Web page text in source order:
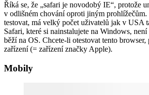
Říká se, že „safari je novodobý IE“, protože
v odlišném chování oproti jiným
testovat, má velký počet uživatelů jak v USA
Safari, které si nainstalujete na Windows,
běží na OS. Chcete-li otestovat tento browser,
zařízení (= zařízení značky Apple).
Mobily